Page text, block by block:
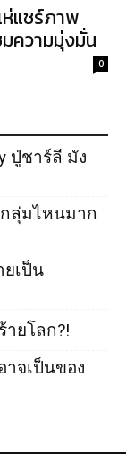
ห่แชร์ภาพ
ความมุ่งมั่น
0
ปู่ชาร์ลี มัง
กลุ่มไหนมาก
เป็น
ายโลก?!
าจเป็นของ